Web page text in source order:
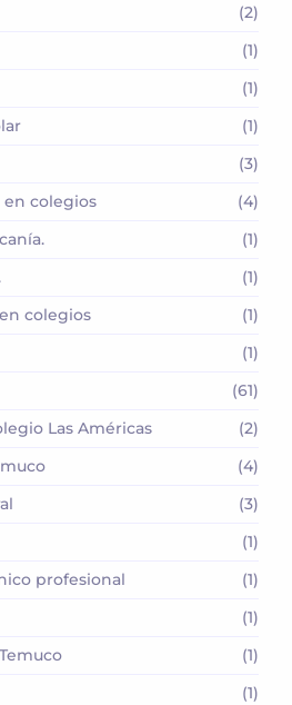
(2)
(1)
(1)
(1)
(3)
colegios
(4)
(1)
(1)
colegios
(1)
(1)
(61)
Las Américas
(2)
(4)
(3)
(1)
profesional
(1)
(1)
(1)
(1)